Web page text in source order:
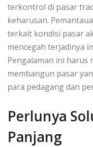
terkontrol di pasar
keharusan.
terkait kondisi pasar
mencegah terjadinya
Pengalaman ini
membangun pasar
para pedagang dan
Perlunya
Panjang